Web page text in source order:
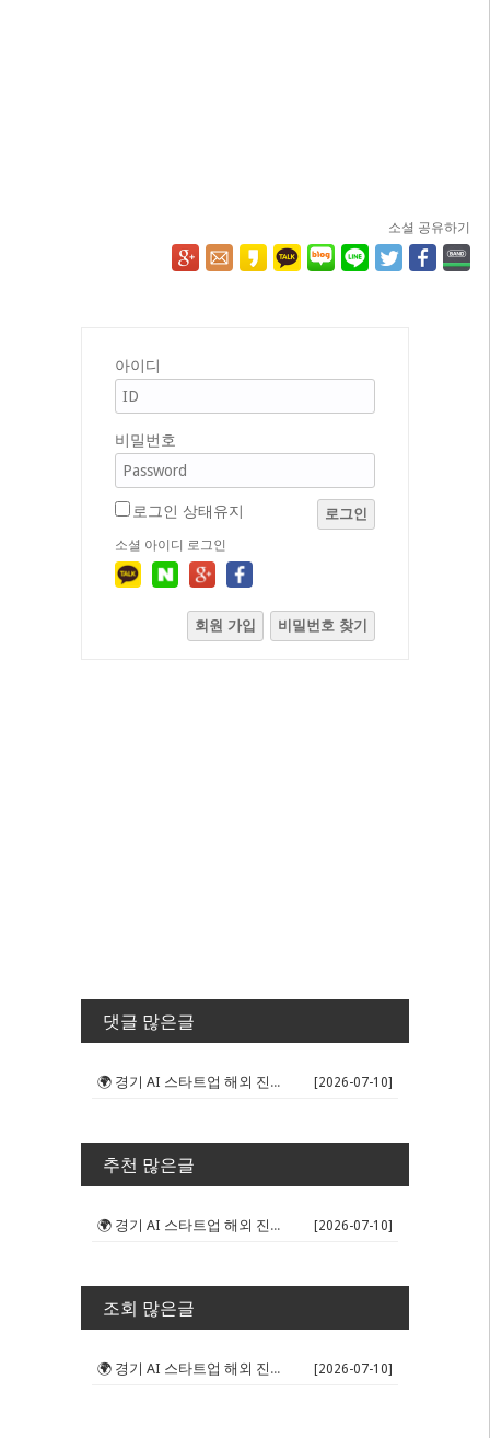
소셜 공유하기
아이디
비밀번호
로그인 상태유지 로그인
소셜 아이디 로그인
회원 가입 비밀번호 찾기
댓글 많은글
🌍 경기 AI 스타트업 해외 진출 판... [2026-07-10]
추천 많은글
🌍 경기 AI 스타트업 해외 진출 판... [2026-07-10]
조회 많은글
🌍 경기 AI 스타트업 해외 진출 판... [2026-07-10]